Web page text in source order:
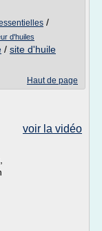
/
d'huiles
/ site d'huile
Haut de page
voir la vidéo